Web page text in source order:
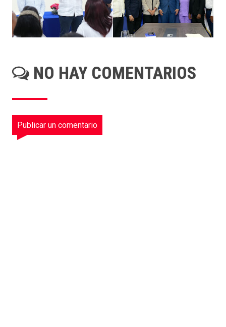
NO HAY COMENTARIOS
Publicar un comentario